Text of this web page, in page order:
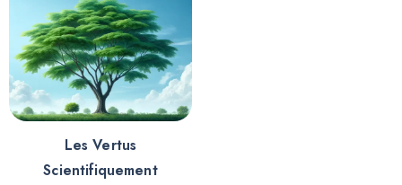
Les Vertus
Scientifiquement